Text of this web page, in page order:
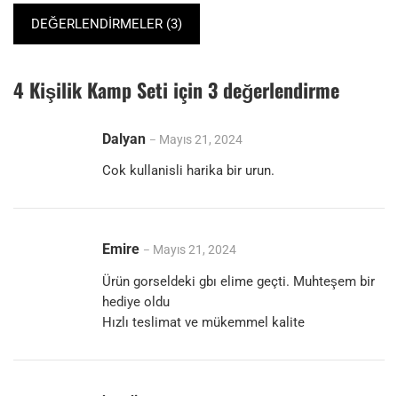
DEĞERLENDIRMELER (3)
4 Kişilik Kamp Seti için 3 değerlendirme
Dalyan – Mayıs 21, 2024
Cok kullanisli harika bir urun.
Emire – Mayıs 21, 2024
Ürün gorseldeki gbı elime geçti. Muhteşem bir
hediye oldu
Hızlı teslimat ve mükemmel kalite